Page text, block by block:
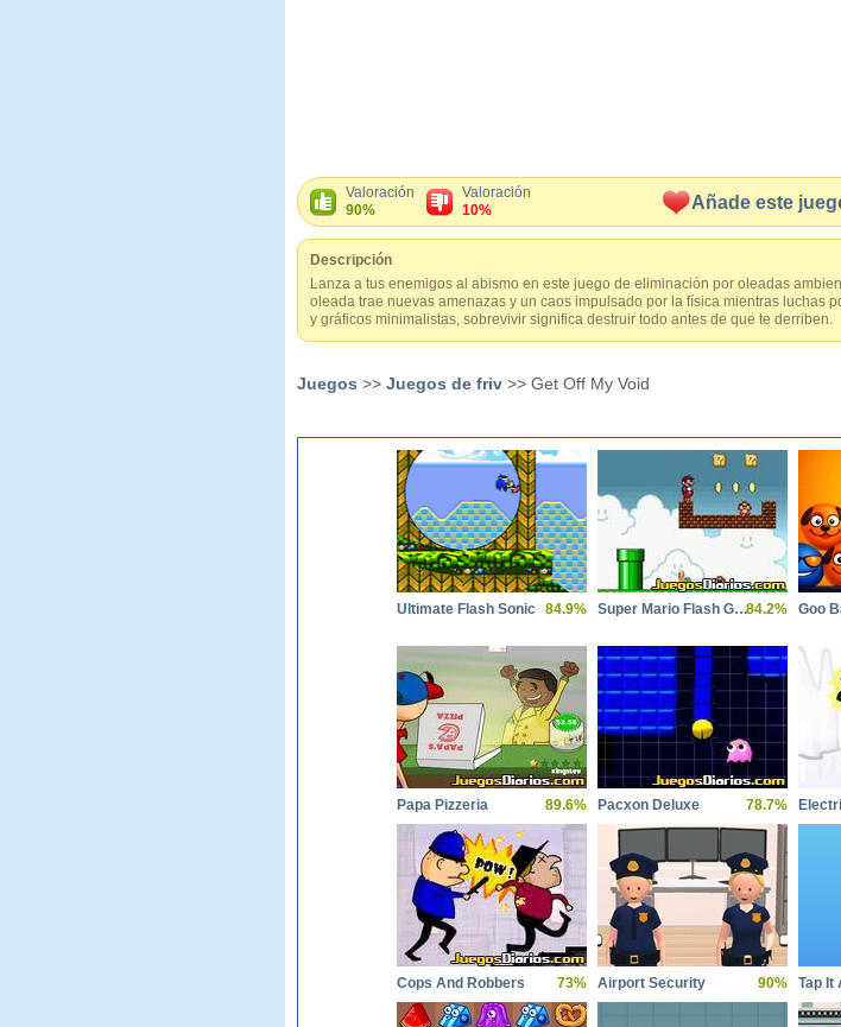
Valoración
90%
Valoración
10%
Añade este
Descripción
Lanza a tus enemigos al abismo en este juego de eliminación por oleadas
oleada trae nuevas amenazas y un caos impulsado por la física mientras luchas
y gráficos minimalistas, sobrevivir significa destruir todo antes de que te derriben.
Juegos >> Juegos de friv >> Get Off My Void
Ultimate Flash Sonic 84.9% Super Mario Flash Game84.2% Goo
Papa Pizzeria 89.6% Pacxon Deluxe 78.7%
Cops And Robbers 73% Airport Security 90% Tap It